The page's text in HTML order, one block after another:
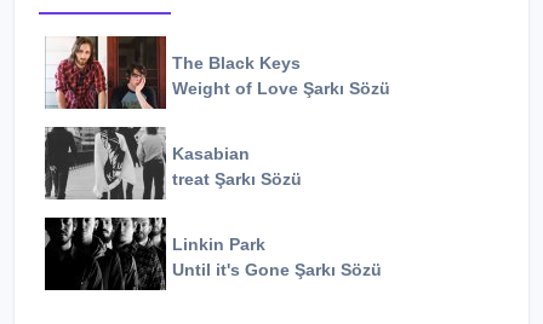
The Black Keys
Weight of Love Şarkı Sözü
Kasabian
treat Şarkı Sözü
Linkin Park
Until it's Gone Şarkı Sözü